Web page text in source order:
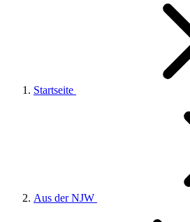
Startseite
Aus der NJW